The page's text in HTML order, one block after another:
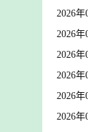
2026
2026
2026
2026
2026
2026